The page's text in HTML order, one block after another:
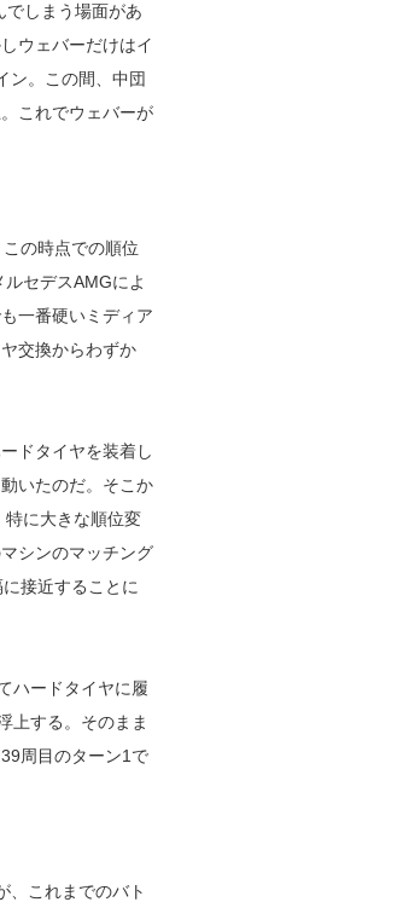
でしまう場面があ
ウェバーだけはイ
ン。この間、中団
これでウェバーが
の時点での順位
セデスAMGによ
一番硬いミディア
交換からわずか
ドタイヤを装着し
いたのだ。そこか
特に大きな順位変
シンのマッチング
接近することに
ハードタイヤに履
上する。そのまま
周目のターン1で
、これまでのバト